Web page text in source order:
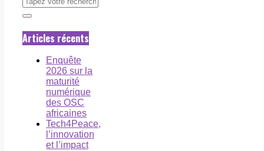
Articles récents
Enquête
2026 sur la
maturité
numérique
des OSC
africaines
Tech4Peace,
l’innovation
et l’impact